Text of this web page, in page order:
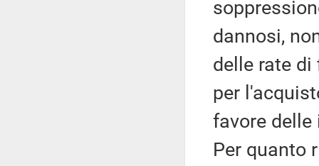
dannosi,
delle rate
per
favore delle
Per quanto